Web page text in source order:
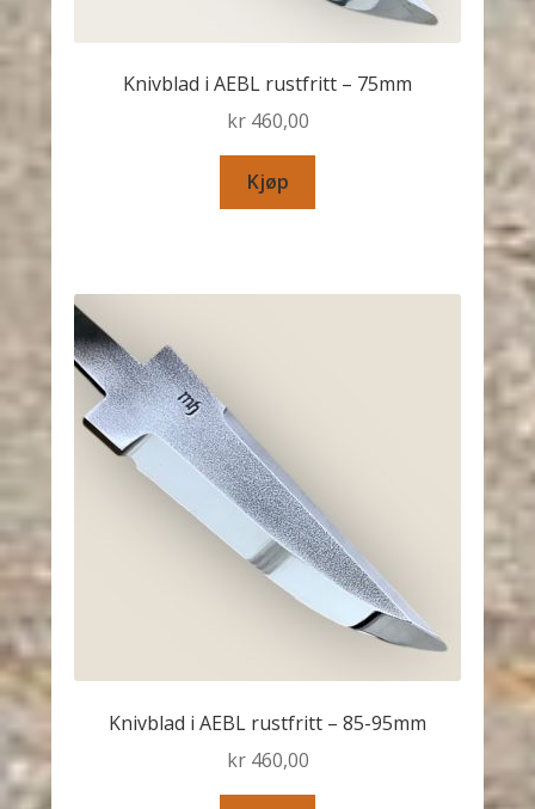
Knivblad i AEBL rustfritt – 75mm
kr460,00
Kjøp
Knivblad i AEBL rustfritt – 85-95mm
kr460,00